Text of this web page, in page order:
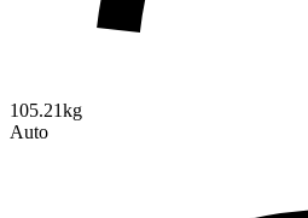
105.21kg
Auto